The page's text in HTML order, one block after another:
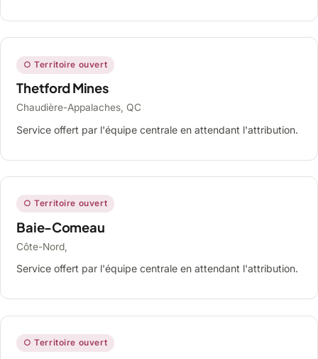
○ Territoire ouvert
Thetford Mines
Chaudière-Appalaches, QC
Service offert par l'équipe centrale en attendant l'attribution.
○ Territoire ouvert
Baie-Comeau
Côte-Nord,
Service offert par l'équipe centrale en attendant l'attribution.
○ Territoire ouvert